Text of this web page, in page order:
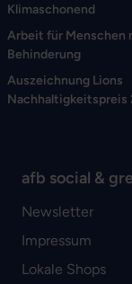
Klimaschonend
Arbeit für Menschen
Behinderung
Auszeichnung Lions
Nachhaltigkeitspreis
afb social &
Newsletter
Impressum
Lokale Shops